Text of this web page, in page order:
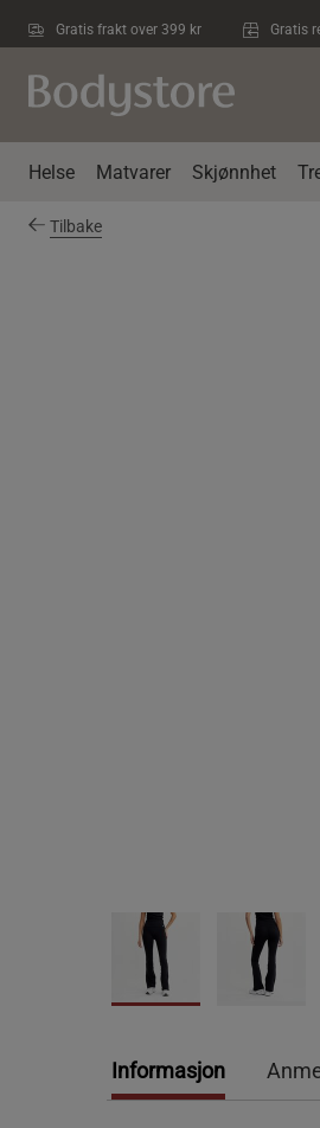
Gratis frakt over 399 kr Gratis
Helse Matvarer Skjønnhet
Tilbake
Informasjon